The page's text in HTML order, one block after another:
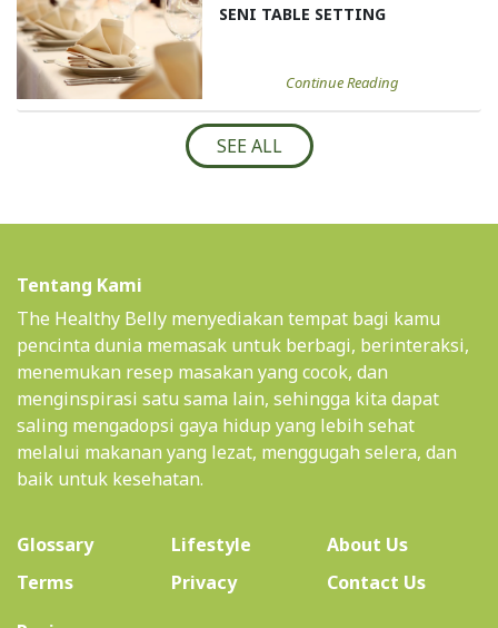
SENI TABLE SETTING
Continue Reading
SEE ALL
Tentang Kami
The Healthy Belly menyediakan tempat bagi kamu
pencinta dunia memasak untuk berbagi, berinteraksi,
menemukan resep masakan yang cocok, dan
menginspirasi satu sama lain, sehingga kita dapat
saling mengadopsi gaya hidup yang lebih sehat
melalui makanan yang lezat, menggugah selera, dan
baik untuk kesehatan.
Glossary Lifestyle About Us(current)
Terms
Privacy
Contact Us